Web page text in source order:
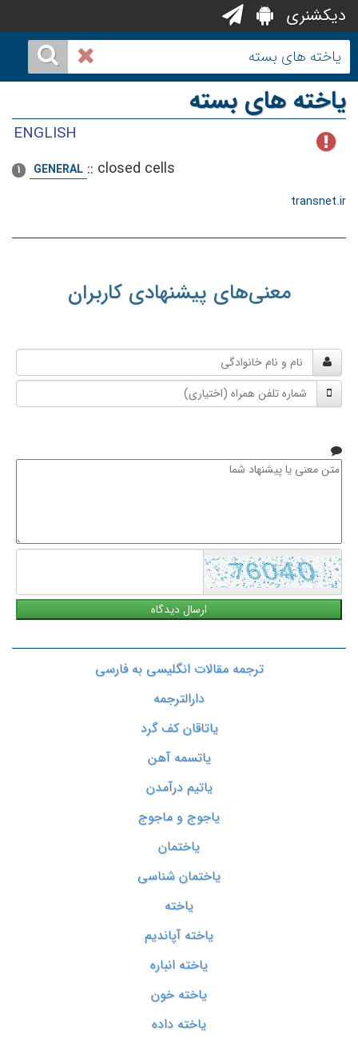
دیکشنری
یاخته های بسته
ENGLISH
1 GENERAL :: closed cells
transnet.ir
معنی‌های پیشنهادی کاربران
و
نام
خانوادگی
شماره
تلفن
متن
ترجمه مقالات انگلیسی به فارسی
دارالترجمه
یاتاقان کف گرد
یاتسمه آهن
یاتیم درآمدن
یاجوج و ماجوج
یاختمان
یاختمان شناسی
یاخته
یاخته آپاندیم
یاخته انباره
یاخته خون
یاخته داده